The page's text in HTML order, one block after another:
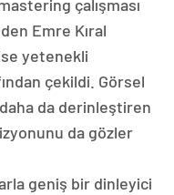
çalışması
Emre Kıral
ise yetenekli
çekildi. Görsel
daha da derinleştiren
da gözler
geniş bir dinleyici